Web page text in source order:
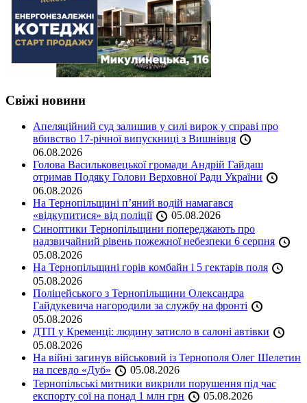
Свіжі новини
Апеляційний суд залишив у силі вирок у справі про
вбивство 17-річної випускниці з Вишнівця
06.08.2026
Голова Васильковецької громади Андрій Гайдаш
отримав Подяку Голови Верховної Ради України
06.08.2026
На Тернопільщині п’яний водій намагався
«відкупитися» від поліції
05.08.2026
Синоптики Тернопільщини попереджають про
надзвичайний рівень пожежної небезпеки 6 серпня
05.08.2026
На Тернопільщині горів комбайн і 5 гектарів поля
05.08.2026
Поліцейського з Тернопільщини Олександра
Гайдукевича нагородили за службу на фронті
05.08.2026
ДТП у Кременці: людину затисло в салоні автівки
05.08.2026
На війні загинув військовий із Тернополя Олег Шелетин
на псевдо «Дуб»
05.08.2026
Тернопільські митники викрили порушення під час
експорту сої на понад 1 млн грн
05.08.2026